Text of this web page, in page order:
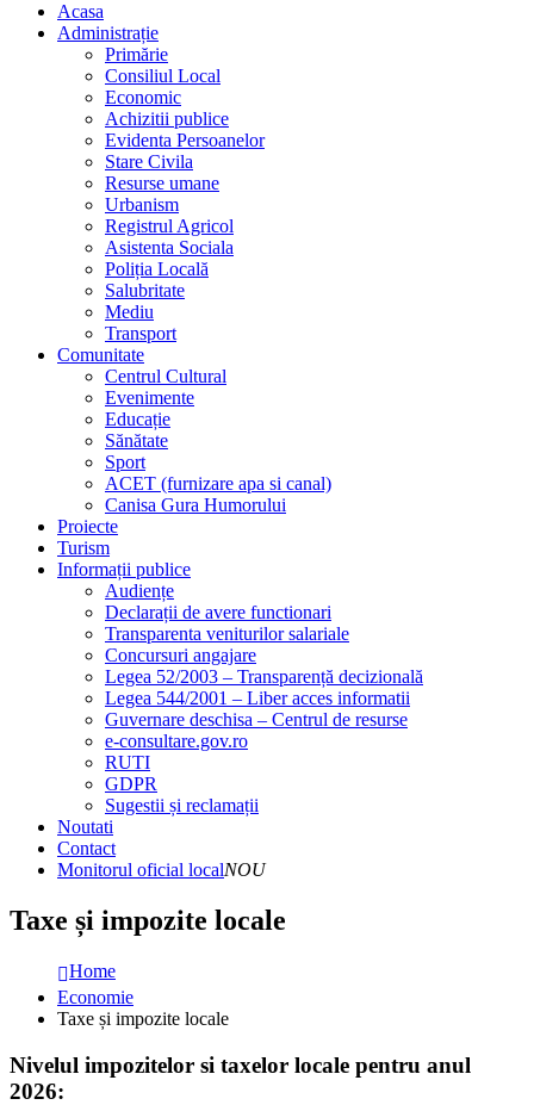
Acasa
Administrație
Primărie
Consiliul Local
Economic
Achizitii publice
Evidenta Persoanelor
Stare Civila
Resurse umane
Urbanism
Registrul Agricol
Asistenta Sociala
Poliția Locală
Salubritate
Mediu
Transport
Comunitate
Centrul Cultural
Evenimente
Educație
Sănătate
Sport
ACET (furnizare apa si canal)
Canisa Gura Humorului
Proiecte
Turism
Informații publice
Audiențe
Declarații de avere functionari
Transparenta veniturilor salariale
Concursuri angajare
Legea 52/2003 – Transparență decizională
Legea 544/2001 – Liber acces informatii
Guvernare deschisa – Centrul de resurse
e-consultare.gov.ro
RUTI
GDPR
Sugestii și reclamații
Noutati
Contact
Monitorul oficial localNOU
Taxe și impozite locale
Home
Economie
Taxe și impozite locale
Nivelul impozitelor si taxelor locale pentru anul
2026: